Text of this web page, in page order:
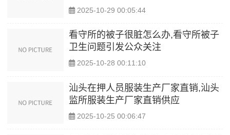
2025-10-29 00:05:44
看守所的被子很脏怎么办,看守所被子
卫生问题引发公众关注
2025-10-28 00:11:10
汕头在押人员服装生产厂家直销,汕头
监所服装生产厂家直销供应
2025-10-25 00:06:47